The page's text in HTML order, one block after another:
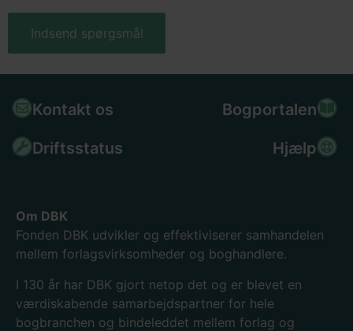
Kontakt os Bogportalen
Driftsstatus Hjælp
Om DBK
Fonden DBK udvikler og effektiviserer samhandelen
mellem forlagsvirksomheder og boghandlere.
I 130 år har DBK gjort netop det og er blevet en
værdiskabende samarbejdspartner for hele
bogbranchen og bindeleddet mellem forlag og